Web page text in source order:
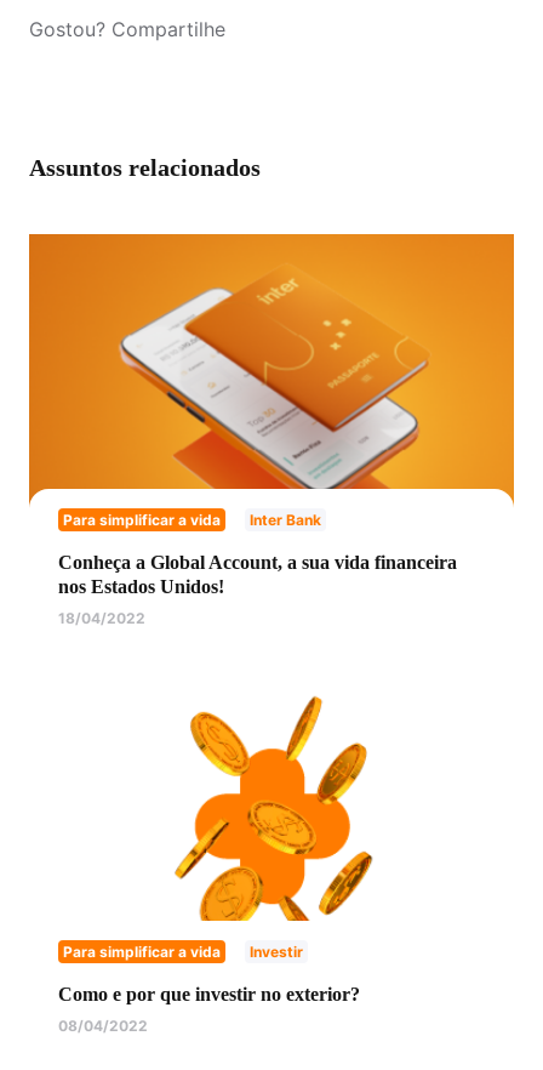
Gostou? Compartilhe
Assuntos relacionados
Para simplificar a vida Inter Bank
Conheça a Global Account, a sua vida financeira
nos Estados Unidos!
18/04/2022
Para simplificar a vida Investir
Como e por que investir no exterior?
08/04/2022